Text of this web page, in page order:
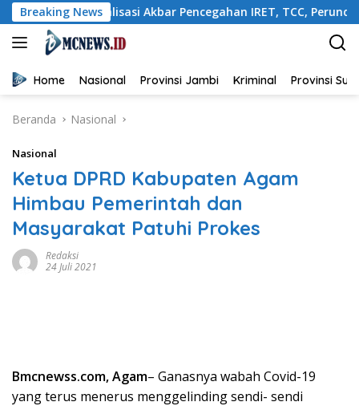
Langsung
ke
konten
Breaking News
Sosialisasi Akbar Pencegahan IRET, TCC, Perundungan,
Home Nasional Provinsi Jambi Kriminal Provinsi
Beranda Nasional
Nasional
Ketua DPRD Kabupaten Agam
Himbau Pemerintah dan
Masyarakat Patuhi Prokes
Redaksi
24 Juli 2021
Bmcnewss.com, Agam– Ganasnya wabah Covid-19
yang terus menerus menggelinding sendi- sendi